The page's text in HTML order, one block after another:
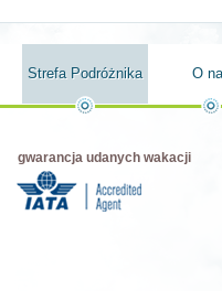
Strefa Podróżnika O
gwarancja udanych wakacji